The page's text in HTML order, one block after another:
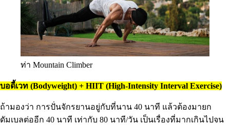
ท่า Mountain Climber
บอดี้เวท (Bodyweight) + HIIT (High-Intensity Interval Exercise)
ถ้ามองว่า การปั่นจักรยานอยู่กับที่นาน 40 นาที แล้วต้องมายก
ดัมเบลต่ออีก 40 นาที เท่ากับ 80 นาที/วัน เป็นเรื่องที่มากเกินไปจน